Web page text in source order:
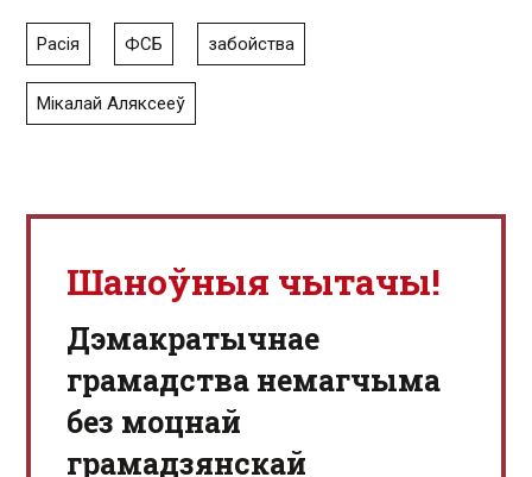
Расія ФСБ забойства
Мікалай Аляксееў
Шаноўныя чытачы!
Дэмакратычнае
грамадства немагчыма
без моцнай
грамадзянскай